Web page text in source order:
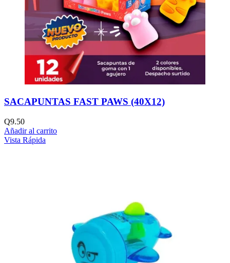
SACAPUNTAS FAST PAWS (40X12)
Q9.50
Añadir al carrito
Vista Rápida